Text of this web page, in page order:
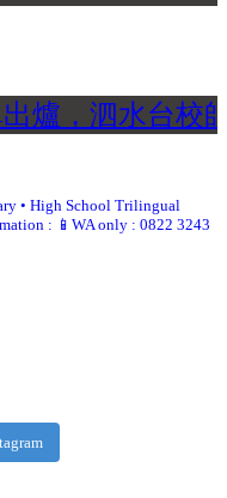
爐，泗水台校
• High School Trilingual
: 📱WA only : 0822 3243